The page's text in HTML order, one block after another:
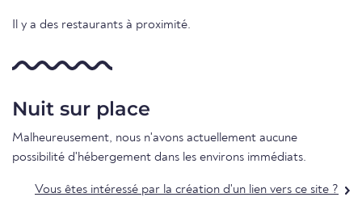
Il y a des restaurants à proximité.
Nuit sur place
Malheureusement, nous n'avons actuellement aucune
possibilité d'hébergement dans les environs immédiats.
Vous êtes intéressé par la création d'un lien vers ce site ?